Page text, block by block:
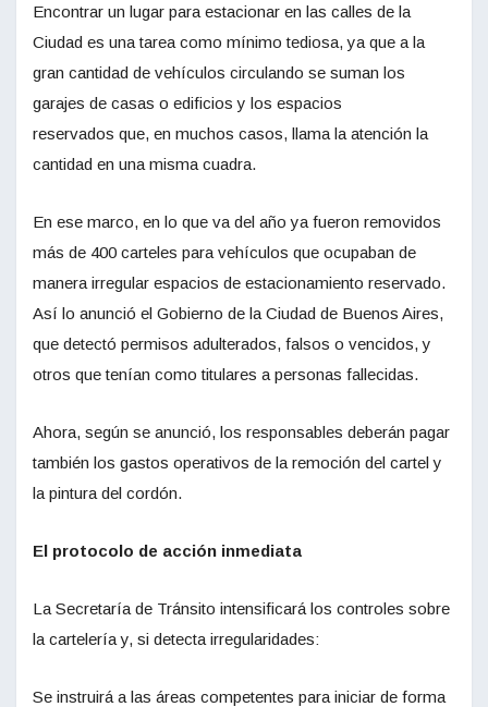
Encontrar un lugar para estacionar en las calles de la
Ciudad es una tarea como mínimo tediosa, ya que a la
gran cantidad de vehículos circulando se suman los
garajes de casas o edificios y los espacios
reservados que, en muchos casos, llama la atención la
cantidad en una misma cuadra.
En ese marco, en lo que va del año ya fueron removidos
más de 400 carteles para vehículos que ocupaban de
manera irregular espacios de estacionamiento reservado.
Así lo anunció el Gobierno de la Ciudad de Buenos Aires,
que detectó permisos adulterados, falsos o vencidos, y
otros que tenían como titulares a personas fallecidas.
Ahora, según se anunció, los responsables deberán pagar
también los gastos operativos de la remoción del cartel y
la pintura del cordón.
El protocolo de acción inmediata
La Secretaría de Tránsito intensificará los controles sobre
la cartelería y, si detecta irregularidades:
Se instruirá a las áreas competentes para iniciar de forma